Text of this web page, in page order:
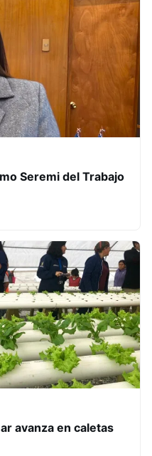
Seremi del Trabajo
avanza en caletas